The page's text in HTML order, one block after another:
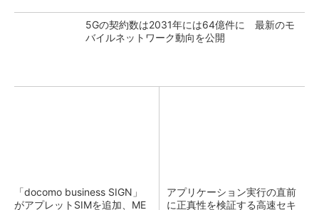
5Gの契約数は2031年には64億件に 最新のモ
バイルネットワーク動向を公開
「docomo business SIGN」
がアプレットSIMを追加、ME
アプリケーション実行の直前
に正真性を検証する高速セキ